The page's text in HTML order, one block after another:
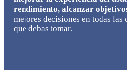
rendimiento, alcanzar
mejores decisiones en todas las
que debas tomar.